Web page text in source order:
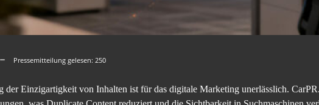
Pressemitteilung gelesen: 250
der Einzigartigkeit von Inhalten ist für das digitale Marketing unerlässlich.